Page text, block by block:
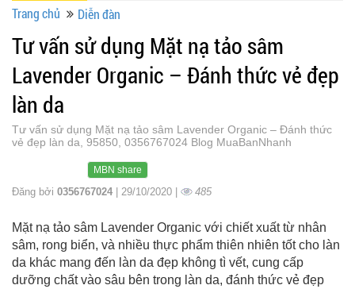
Trang chủ Diễn đàn
Tư vấn sử dụng Mặt nạ tảo sâm
Lavender Organic – Đánh thức vẻ đẹp
làn da
Tư vấn sử dụng Mặt nạ tảo sâm Lavender Organic – Đánh thức
vẻ đẹp làn da, 95850, 0356767024 Blog MuaBanNhanh
MBN share
Đăng bởi 0356767024 | 29/10/2020 | 485
Mặt nạ tảo sâm Lavender Organic với chiết xuất từ nhân
sâm, rong biển, và nhiều thực phẩm thiên nhiên tốt cho làn
da khác mang đến làn da đẹp không tì vết, cung cấp
dưỡng chất vào sâu bên trong làn da, đánh thức vẻ đẹp